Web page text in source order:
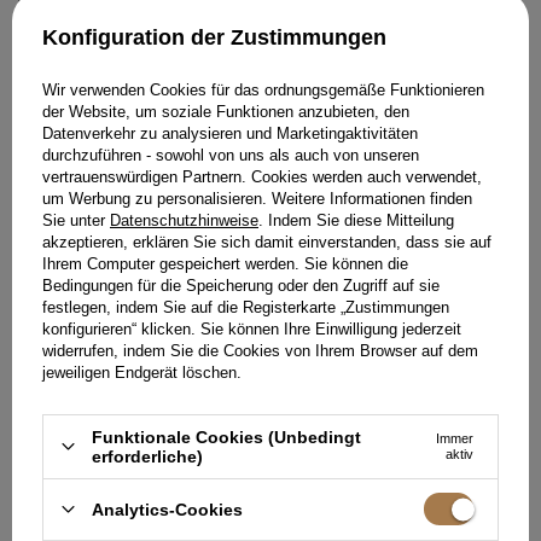
Formen zu ergänzen. Das Enthüllen des Ausschnitts auf
diesem zweifellos beeindruckenden Kleidungsstück sehr
sinnlich aussehen werden.
EMPFOHLEN
Konfiguration der Zustimmungen
Wir verwenden Cookies für das ordnungsgemäße Funktionieren
der Website, um soziale Funktionen anzubieten, den
Datenverkehr zu analysieren und Marketingaktivitäten
durchzuführen - sowohl von uns als auch von unseren
vertrauenswürdigen Partnern. Cookies werden auch verwendet,
um Werbung zu personalisieren. Weitere Informationen finden
Sie unter Datenschutzhinweise . Indem Sie diese Mitteilung
akzeptieren, erklären Sie sich damit einverstanden, dass sie auf
Ihrem Computer gespeichert werden. Sie können die
Bedingungen für die Speicherung oder den Zugriff auf sie
festlegen, indem Sie auf die Registerkarte „Zustimmungen
konfigurieren“ klicken. Sie können Ihre Einwilligung jederzeit
widerrufen, indem Sie die Cookies von Ihrem Browser auf dem
jeweiligen Endgerät löschen.
Funktionale Cookies (Unbedingt
erforderliche)
Immer
aktiv
Analytics-Cookies